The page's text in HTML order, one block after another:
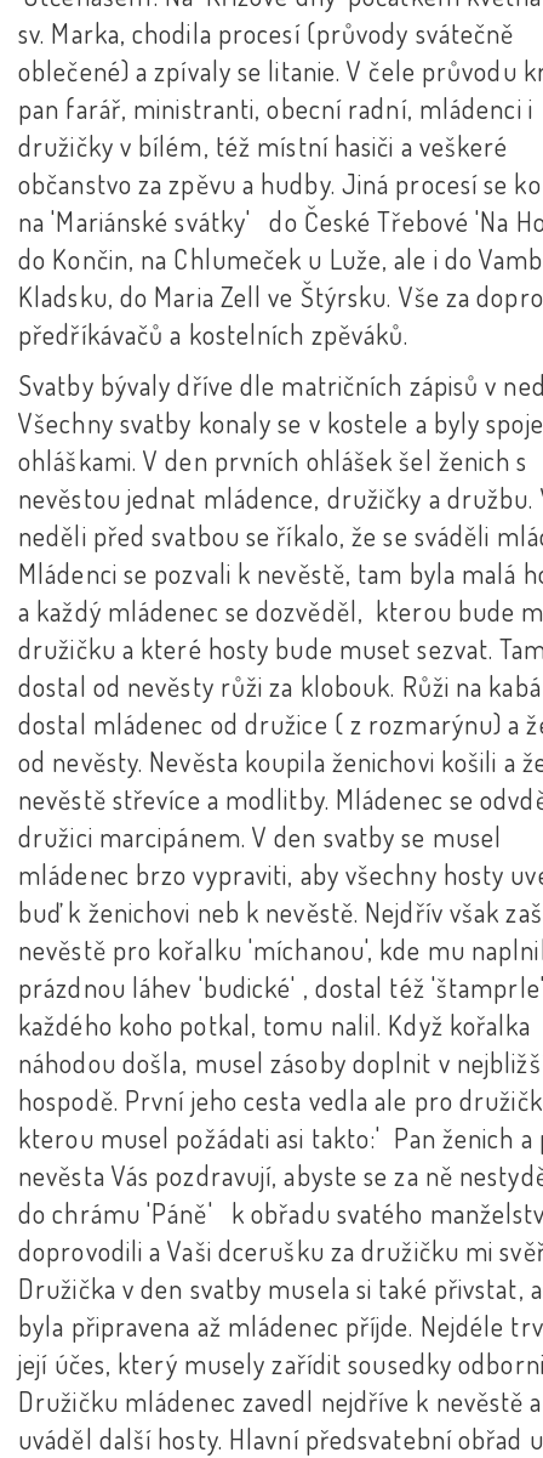
sv. Marka, chodila procesí (průvody svátečně
oblečené) a zpívaly se litanie. V čele průvodu
pan farář, ministranti, obecní radní, mládenci i
družičky v bílém, též místní hasiči a veškeré
občanstvo za zpěvu a hudby. Jiná procesí se
na 'Mariánské svátky' do České Třebové 'Na
do Končin, na Chlumeček u Luže, ale i do
Kladsku, do Maria Zell ve Štýrsku. Vše za
předříkávačů a kostelních zpěváků.
Svatby bývaly dříve dle matričních zápisů v
Všechny svatby konaly se v kostele a byly
ohláškami. V den prvních ohlášek šel ženich s
nevěstou jednat mládence, družičky a družbu.
neděli před svatbou se říkalo, že se sváděli
Mládenci se pozvali k nevěstě, tam byla malá
a každý mládenec se dozvěděl, kterou bude
družičku a které hosty bude muset sezvat.
dostal od nevěsty růži za klobouk. Růži na
dostal mládenec od družice ( z rozmarýnu) a
od nevěsty. Nevěsta koupila ženichovi košili a
nevěstě střevíce a modlitby. Mládenec se
družici marcipánem. V den svatby se musel
mládenec brzo vypraviti, aby všechny hosty
buď k ženichovi neb k nevěstě. Nejdřív však
nevěstě pro kořalku 'míchanou', kde mu
prázdnou láhev 'budické' , dostal též
každého koho potkal, tomu nalil. Když kořalka
náhodou došla, musel zásoby doplnit v
hospodě. První jeho cesta vedla ale pro
kterou musel požádati asi takto:' Pan ženich a
nevěsta Vás pozdravují, abyste se za ně
do chrámu 'Páně' k obřadu svatého
doprovodili a Vaši dcerušku za družičku mi
Družička v den svatby musela si také přivstat,
byla připravena až mládenec příjde. Nejdéle
její účes, který musely zařídit sousedky
Družičku mládenec zavedl nejdříve k nevěstě
uváděl další hosty. Hlavní předsvatební obřad